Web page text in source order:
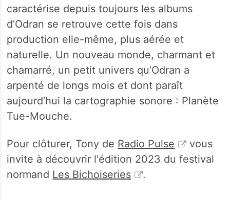
caractérise depuis toujours les albums
d’Odran se retrouve cette fois dans
production elle-même, plus aérée et
naturelle. Un nouveau monde, charmant et
chamarré, un petit univers qu’Odran a
arpenté de longs mois et dont paraît
aujourd’hui la cartographie sonore : Planète
Tue-Mouche.
Pour clôturer, Tony de Radio Pulse
vous
invite à découvrir l'édition 2023 du festival
normand Les Bichoiseries .